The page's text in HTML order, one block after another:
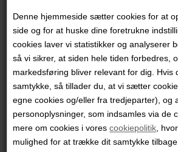
Denne hjemmeside sætter cookies for at
side og for at huske dine foretrukne
cookies laver vi statistikker og analyserer
så vi sikrer, at siden hele tiden forbedres,
markedsføring bliver relevant for dig. Hvis
samtykke, så tillader du, at vi sætter
egne cookies og/eller fra tredjeparter), og
personoplysninger, som indsamles via de
mere om cookies i vorescookiepolitik ,
mulighed for at trække dit samtykke tilbage.
Janni Mai
1.900,00DKK